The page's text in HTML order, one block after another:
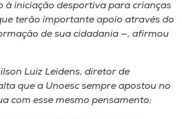
à iniciação desportiva para crianças
terão importante apoio através do
de sua cidadania —, afirmou
Luiz Leidens, diretor de
que a Unoesc sempre apostou no
com esse mesmo pensamento​: